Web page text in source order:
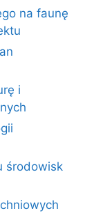
na faunę
i
środowisk